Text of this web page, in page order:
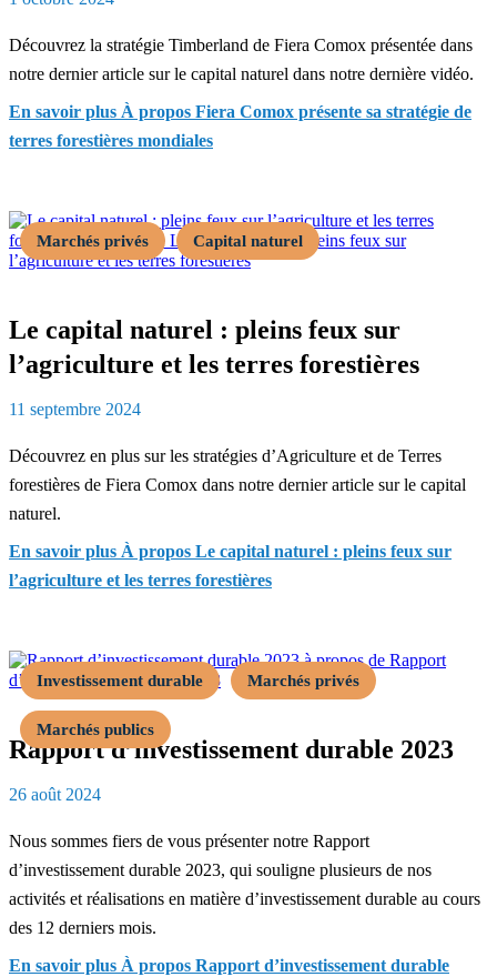
Découvrez la stratégie Timberland de Fiera Comox présentée dans
notre dernier article sur le capital naturel dans notre dernière vidéo.
En savoir plus À propos Fiera Comox présente sa stratégie de
terres forestières mondiales
Marchés privés Capital naturel
Le capital naturel : pleins feux sur
l’agriculture et les terres forestières
11 septembre 2024
Découvrez en plus sur les stratégies d’Agriculture et de Terres
forestières de Fiera Comox dans notre dernier article sur le capital
naturel.
En savoir plus À propos Le capital naturel : pleins feux sur
l’agriculture et les terres forestières
Investissement durable Marchés privés
Marchés publics
Rapport d’investissement durable 2023
26 août 2024
Nous sommes fiers de vous présenter notre Rapport
d’investissement durable 2023, qui souligne plusieurs de nos
activités et réalisations en matière d’investissement durable au cours
des 12 derniers mois.
En savoir plus À propos Rapport d’investissement durable